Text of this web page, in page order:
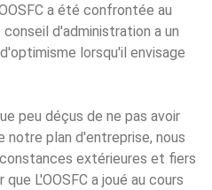
a été confrontée au
d'administration a un
lorsqu'il envisage
peu déçus de ne pas avoir
plan d'entreprise, nous
extérieures et fiers
L'OOSFC a joué au cours